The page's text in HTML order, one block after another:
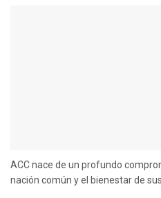
ACC nace de un profundo
nación común y el bienestar de